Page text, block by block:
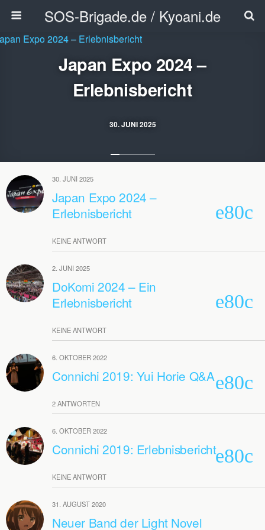
SOS-Brigade.de / Kyoani.de
30. JUNI 2025
Japan Expo 2024 –
Erlebnisbericht
30. JUNI 2025
Japan Expo 2024 –
Erlebnisbericht
KEINE ANTWORT
2. JUNI 2025
DoKomi 2024 – Ein
Erlebnisbericht
KEINE ANTWORT
6. OKTOBER 2022
Connichi 2019: Yui Horie Q&A
2 ANTWORTEN
6. OKTOBER 2022
Connichi 2019: Erlebnisbericht
KEINE ANTWORT
31. AUGUST 2020
Neuer Band der Light Novel